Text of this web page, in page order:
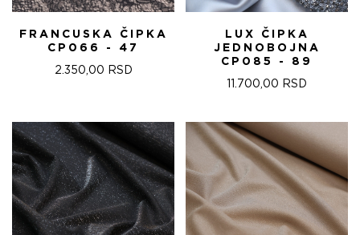
FRANCUSKA ČIPKA
CP066 - 47
2.350,00 RSD
LUX ČIPKA
JEDNOBOJNA
CP085 - 89
11.700,00 RSD